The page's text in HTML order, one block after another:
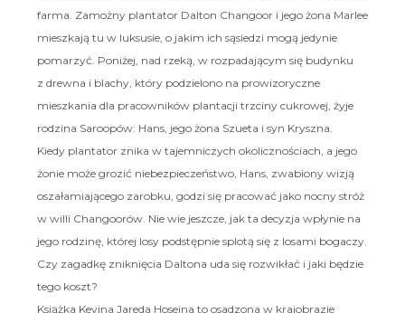
farma. Zamożny plantator Dalton Changoor i jego żona Marlee
mieszkają tu w luksusie, o jakim ich sąsiedzi mogą jedynie
pomarzyć. Poniżej, nad rzeką, w rozpadającym się budynku
z drewna i blachy, który podzielono na prowizoryczne
mieszkania dla pracowników plantacji trzciny cukrowej, żyje
rodzina Saroopów: Hans, jego żona Szueta i syn Kryszna.
Kiedy plantator znika w tajemniczych okolicznościach, a jego
żonie może grozić niebezpieczeństwo, Hans, zwabiony wizją
oszałamiającego zarobku, godzi się pracować jako nocny stróż
w willi Changoorów. Nie wie jeszcze, jak ta decyzja wpłynie na
jego rodzinę, której losy podstępnie splotą się z losami bogaczy.
Czy zagadkę zniknięcia Daltona uda się rozwikłać i jaki będzie
tego koszt?
Książka Kevina Jareda Hoseina to osadzona w krajobrazie